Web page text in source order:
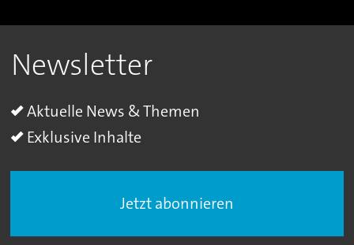
Newsletter
Aktuelle News & Themen
Exklusive Inhalte
Jetzt abonnieren